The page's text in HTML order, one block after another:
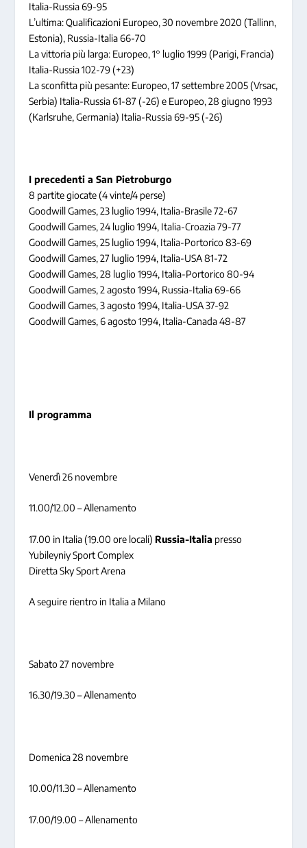
Italia-Russia 69-95
L’ultima: Qualificazioni Europeo, 30 novembre 2020 (Tallinn,
Estonia), Russia-Italia 66-70
La vittoria più larga: Europeo, 1° luglio 1999 (Parigi, Francia)
Italia-Russia 102-79 (+23)
La sconfitta più pesante: Europeo, 17 settembre 2005 (Vrsac,
Serbia) Italia-Russia 61-87 (-26) e Europeo, 28 giugno 1993
(Karlsruhe, Germania) Italia-Russia 69-95 (-26)
I precedenti a San Pietroburgo
8 partite giocate (4 vinte/4 perse)
Goodwill Games, 23 luglio 1994, Italia-Brasile 72-67
Goodwill Games, 24 luglio 1994, Italia-Croazia 79-77
Goodwill Games, 25 luglio 1994, Italia-Portorico 83-69
Goodwill Games, 27 luglio 1994, Italia-USA 81-72
Goodwill Games, 28 luglio 1994, Italia-Portorico 80-94
Goodwill Games, 2 agosto 1994, Russia-Italia 69-66
Goodwill Games, 3 agosto 1994, Italia-USA 37-92
Goodwill Games, 6 agosto 1994, Italia-Canada 48-87
Il programma
Venerdì 26 novembre
11.00/12.00 – Allenamento
17.00 in Italia (19.00 ore locali) Russia-Italia presso
Yubileyniy Sport Complex
Diretta Sky Sport Arena
A seguire rientro in Italia a Milano
Sabato 27 novembre
16.30/19.30 – Allenamento
Domenica 28 novembre
10.00/11.30 – Allenamento
17.00/19.00 – Allenamento